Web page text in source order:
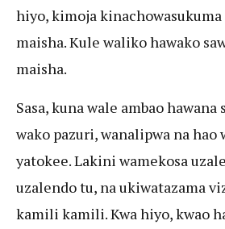
hiyo, kimoja
maisha. Kule waliko hawako
maisha.
Sasa, kuna wale ambao hawana
wako pazuri, wanalipwa na hao
yatokee. Lakini wamekosa
uzalendo tu, na ukiwatazama
kamili kamili. Kwa hiyo, kwao